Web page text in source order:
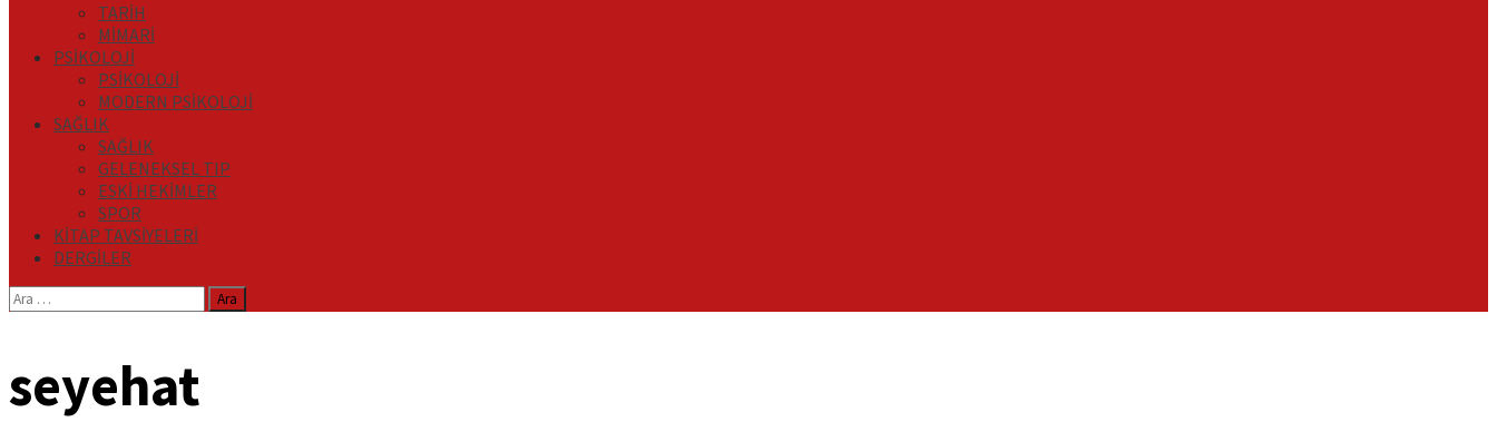
TARİH
MİMARİ
PSİKOLOJİ
PSİKOLOJİ
MODERN PSİKOLOJİ
SAĞLIK
SAĞLIK
GELENEKSEL TIP
ESKİ HEKİMLER
SPOR
KİTAP TAVSİYELERİ
DERGİLER
Arama:
seyehat